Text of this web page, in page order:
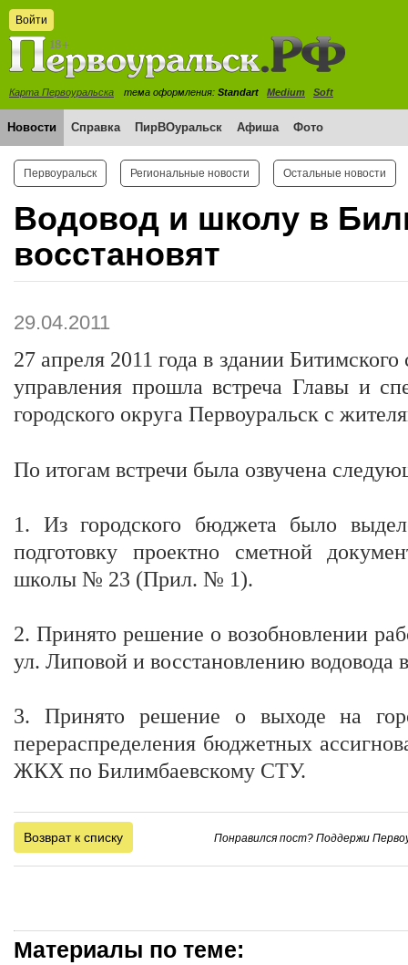
Войти
Карта Первоуральска тема оформления: Standart Medium Soft
Новости Справка ПирВОуральск Афиша Фото
Первоуральск Региональные новости Остальные новости
Водовод и школу в
восстановят
29.04.2011
27 апреля 2011 года в здании Битимского
управления прошла встреча Главы и
городского округа Первоуральск с
По итогам встречи была озвучена
1. Из городского бюджета было
подготовку проектно сметной
школы № 23 (Прил. № 1).
2. Принято решение о возобновлении
ул. Липовой и восстановлению водовода
3. Принято решение о выходе на
перераспределения бюджетных
ЖКХ по Билимбаевскому СТУ.
Возврат к списку Понравился пост? Поддержи
Материалы по теме: